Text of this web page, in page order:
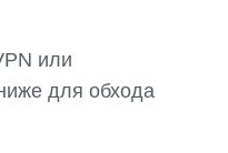
или
для обхода